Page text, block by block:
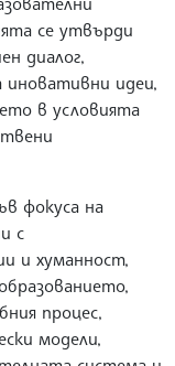
се утвърди
диалог,
иновативни идеи,
в условията
фокуса на
с
и хуманност,
процес,
модели,